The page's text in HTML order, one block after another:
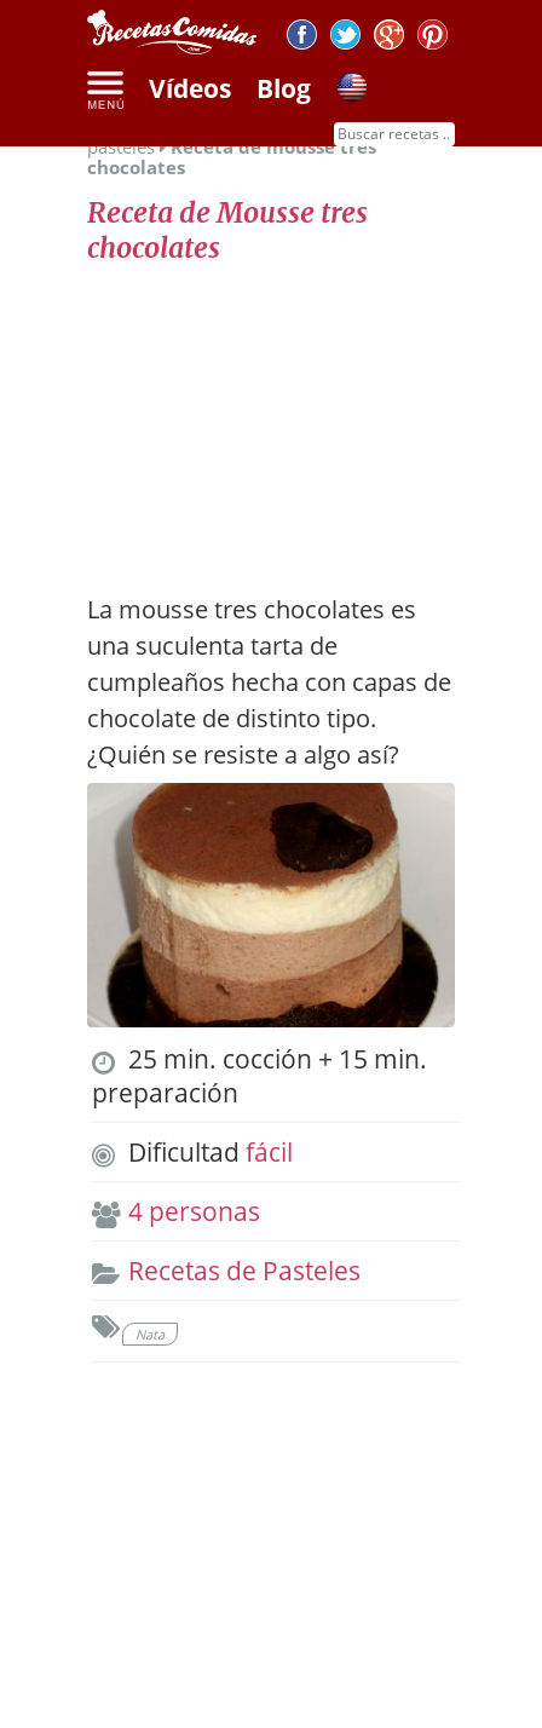
Vídeos Blog
Recetas de
pasteles
Receta de mousse tres
chocolates
Receta de Mousse tres
chocolates
La mousse tres chocolates es
una suculenta tarta de
cumpleaños hecha con capas de
chocolate de distinto tipo.
¿Quién se resiste a algo así?
25 min. cocción + 15 min.
preparación
Dificultad fácil
4 personas
Recetas de Pasteles
Nata